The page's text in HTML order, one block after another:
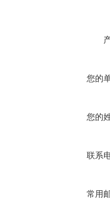
您的
您的
联系
常用